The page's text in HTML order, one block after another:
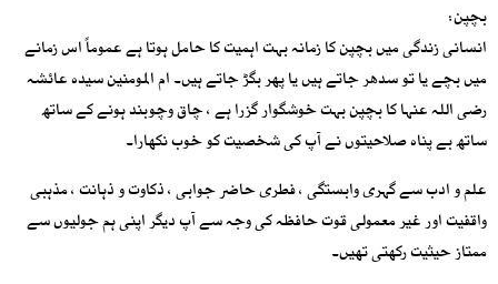
بچپن:
انسانی زندگی میں بچپن کا زمانہ بہت اہمیت کا حامل ہوتا ہے عموماً اس زمانے
میں بچے یا تو سدھر جاتے ہیں یا پھر بگڑ جاتے ہیں۔ ام المومنین سیدہ عائشہ
رضی اللہ عنہا کا بچپن بہت خوشگوار گزرا ہے ، چاق وچوبند ہونے کے ساتھ
ساتھ بے پناہ صلاحیتوں نے آپ کی شخصیت کو خوب نکھارا۔
علم و ادب سے گہری وابستگی ، فطری حاضر جوابی ، ذکاوت و ذہانت ، مذہبی
واقفیت اور غیر معمولی قوت حافظہ کی وجہ سے آپ دیگر اپنی ہم جولیوں سے
ممتاز حیثیت رکھتی تھیں۔